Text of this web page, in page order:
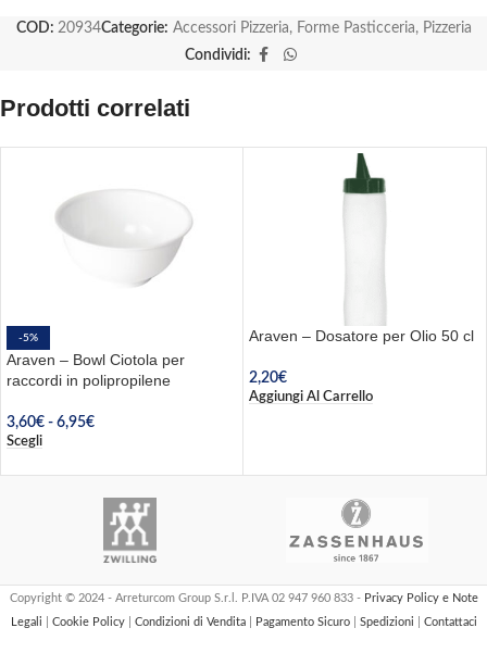
COD: 20934Categorie: Accessori Pizzeria, Forme Pasticceria, Pizzeria
Condividi:
Prodotti correlati
-5%
Araven – Bowl Ciotola per
raccordi in polipropilene
3,60€ - 6,95€
Scegli
Araven – Dosatore per Olio 50 cl
2,20€
Aggiungi Al Carrello
Copyright © 2024 - Arreturcom Group S.r.l. P.IVA 02 947 960 833 - Privacy Policy e Note
Legali
Cookie Policy Condizioni di Vendita Pagamento Sicuro Spedizioni Contattaci